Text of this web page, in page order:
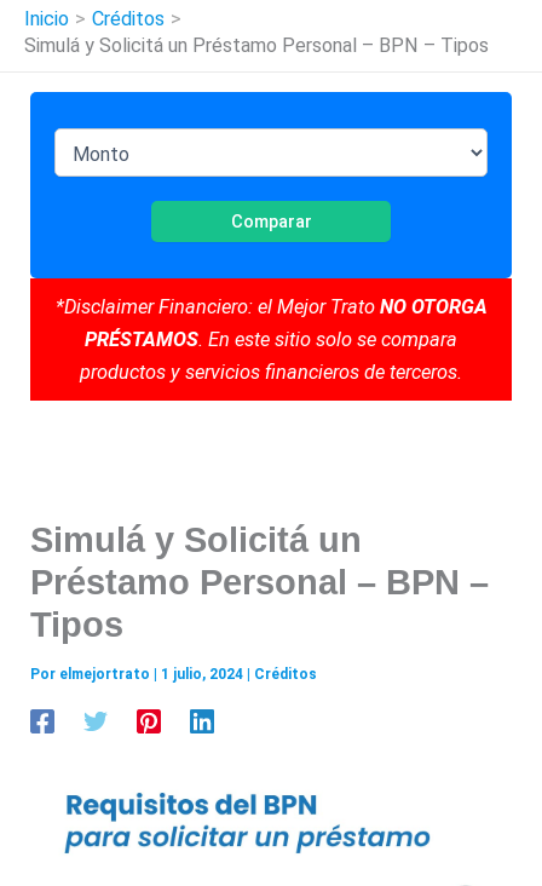
Inicio
Créditos
Simulá y Solicitá un Préstamo Personal – BPN – Tipos
Comparar
*Disclaimer Financiero: el Mejor Trato NO OTORGA
PRÉSTAMOS. En este sitio solo se compara
productos y servicios financieros de terceros.
Simulá y Solicitá un
Préstamo Personal – BPN –
Tipos
Por elmejortrato 1 julio, 2024 Créditos